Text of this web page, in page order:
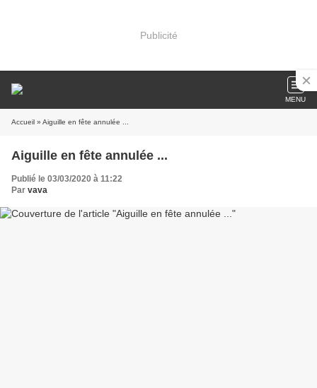
Publicité
MENU
Accueil » Aiguille en fête annulée ...
Aiguille en fête annulée ...
Publié le 03/03/2020 à 11:22
Par vava